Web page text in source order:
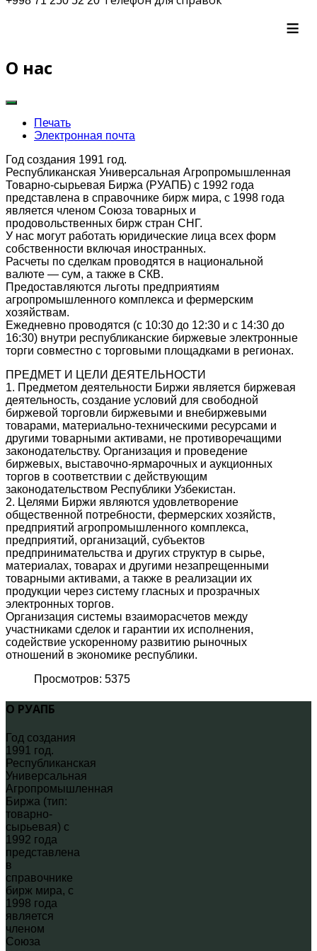
≡
О нас
Печать
Электронная почта
Год создания 1991 год.
Республиканская Универсальная Агропромышленная
Товарно-сырьевая Биржа (РУАПБ) с 1992 года
представлена в справочнике бирж мира, с 1998 года
является членом Союза товарных и
продовольственных бирж стран СНГ.
У нас могут работать юридические лица всех форм
собственности включая иностранных.
Расчеты по сделкам проводятся в национальной
валюте — сум, а также в СКВ.
Предоставляются льготы предприятиям
агропромышленного комплекса и фермерским
хозяйствам.
Ежедневно проводятся (с 10:30 до 12:30 и с 14:30 до
16:30) внутри республиканские биржевые электронные
торги совместно с торговыми площадками в регионах.
ПРЕДМЕТ И ЦЕЛИ ДЕЯТЕЛЬНОСТИ
1. Предметом деятельности Биржи является биржевая
деятельность, создание условий для свободной
биржевой торговли биржевыми и внебиржевыми
товарами, материально-техническими ресурсами и
другими товарными активами, не противоречащими
законодательству. Организация и проведение
биржевых, выставочно-ярмарочных и аукционных
торгов в соответствии с действующим
законодательством Республики Узбекистан.
2. Целями Биржи являются удовлетворение
общественной потребности, фермерских хозяйств,
предприятий агропромышленного комплекса,
предприятий, организаций, субъектов
предпринимательства и других структур в сырье,
материалах, товарах и другими незапрещенными
товарными активами, а также в реализации их
продукции через систему гласных и прозрачных
электронных торгов.
Организация системы взаиморасчетов между
участниками сделок и гарантии их исполнения,
содействие ускоренному развитию рыночных
отношений в экономике республики.
Просмотров: 5375
О РУАПБ
Год создания
1991 год.
Республиканская
Универсальная
Агропромышленная
Биржа (тип:
товарно-
сырьевая) с
1992 года
представлена
в
справочнике
бирж мира, с
1998 года
является
членом
Союза